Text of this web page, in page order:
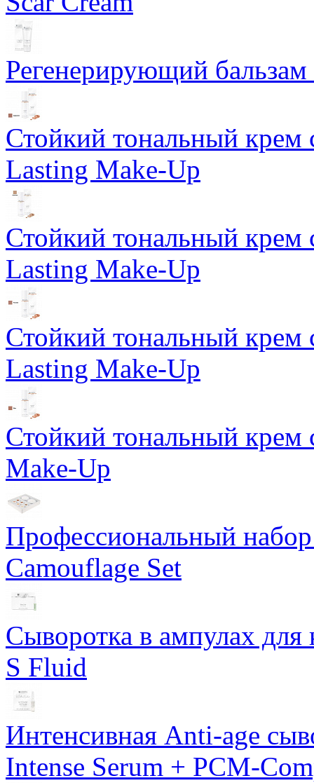
Регенерирующий
Стойкий тональный
Lasting Make-Up
Стойкий тональный
Lasting Make-Up
Стойкий тональный
Lasting Make-Up
Стойкий тональный
Make-Up
Профессиональный
Camouflage Set
Сыворотка в ампулах для
S Fluid
Интенсивная Anti-age
Intense Serum + PCM-